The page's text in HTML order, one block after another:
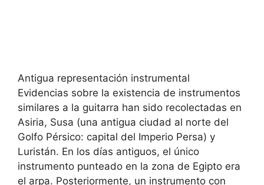
Antigua representación instrumental
Evidencias sobre la existencia de instrumentos
similares a la guitarra han sido recolectadas en
Asiria, Susa (una antigua ciudad al norte del
Golfo Pérsico: capital del Imperio Persa) y
Luristán. En los días antiguos, el único
instrumento punteado en la zona de Egipto era
el arpa. Posteriormente, un instrumento con